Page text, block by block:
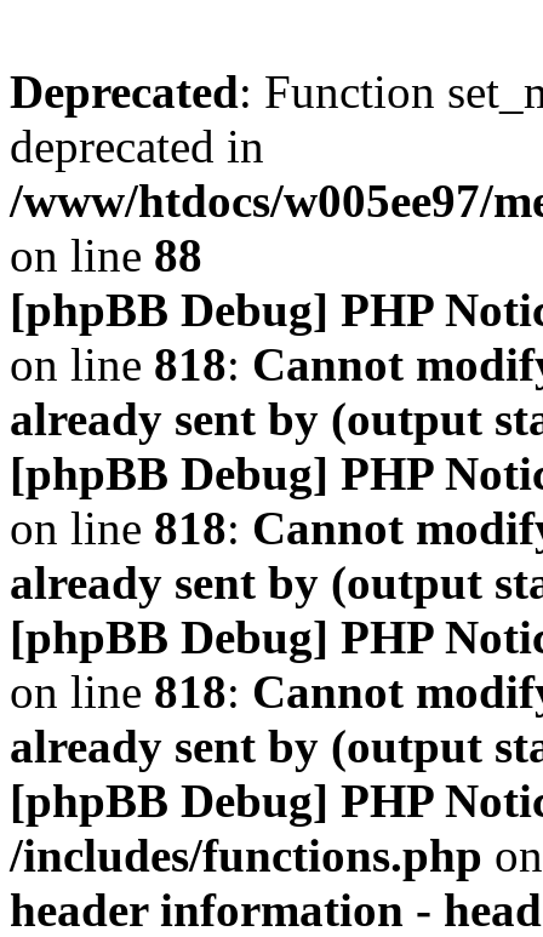
Deprecated: Function
deprecated in
/www/htdocs/w005ee97/
on line 88
[phpBB Debug] PHP
on line 818: Cannot
already sent by (output
[phpBB Debug] PHP
on line 818: Cannot
already sent by (output
[phpBB Debug] PHP
on line 818: Cannot
already sent by (output
[phpBB Debug] PHP
/includes/functions.php
header information -